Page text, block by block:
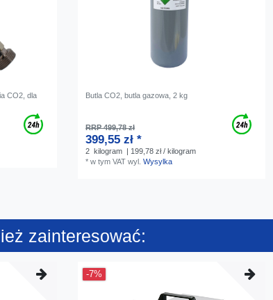
CO2, dla
Butla CO2, butla gazowa, 2 kg
RRP 499,78 zł
399,55 zł *
2 kilogram | 199,78 zł / kilogram
*w tym VAT wyl.Wysylka
zainteresować:
-7%